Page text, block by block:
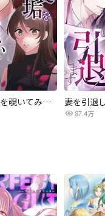
夫の裏垢を覗いてみたら 妻を引退
87.4万